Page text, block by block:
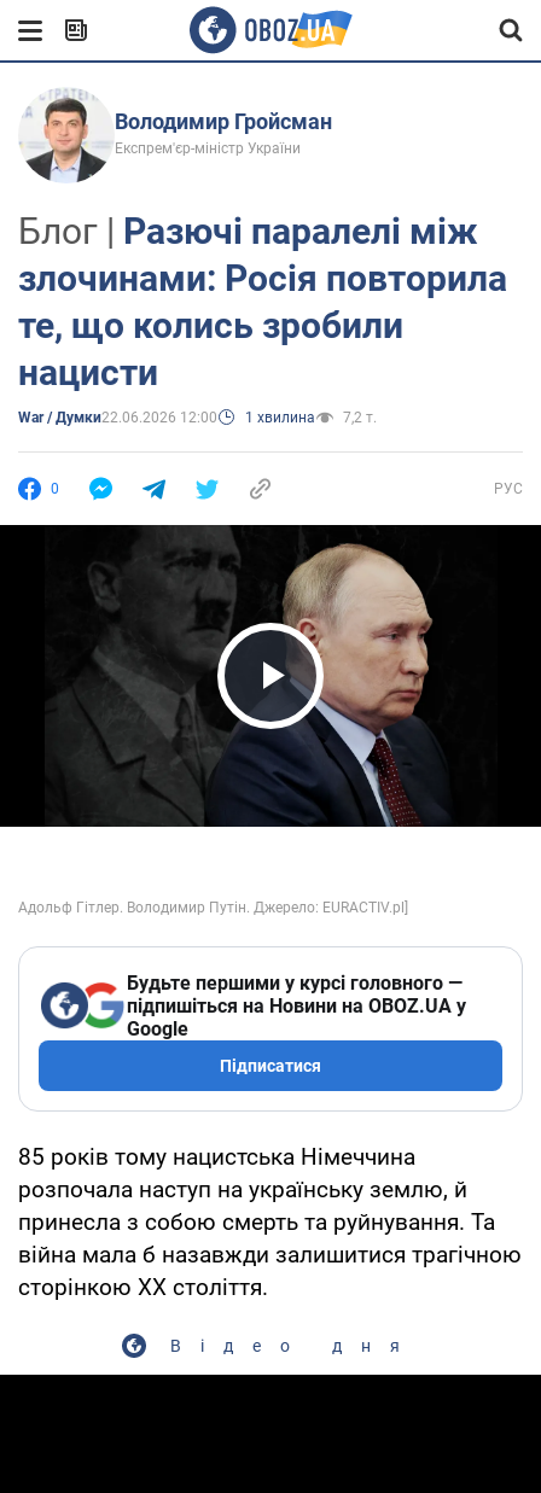
Володимир Гройсман
Експрем'єр-міністр України
Блог | Разючі паралелі між
злочинами: Росія повторила
те, що колись зробили
нацисти
War / Думки22.06.2026 12:00 1 хвилина 7,2 т.
0 РУС
Play Video
Будьте першими у курсі головного —
підпишіться на Новини на OBOZ.UA у
Google
Підписатися
85 років тому нацистська Німеччина
розпочала наступ на українську землю, й
принесла з собою смерть та руйнування. Та
війна мала б назавжди залишитися трагічною
сторінкою ХХ століття.
Відео дня